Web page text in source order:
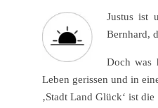
Justus ist
Bernhard,
Doch was
Leben gerissen und in
‚Stadt Land Glück‘ ist